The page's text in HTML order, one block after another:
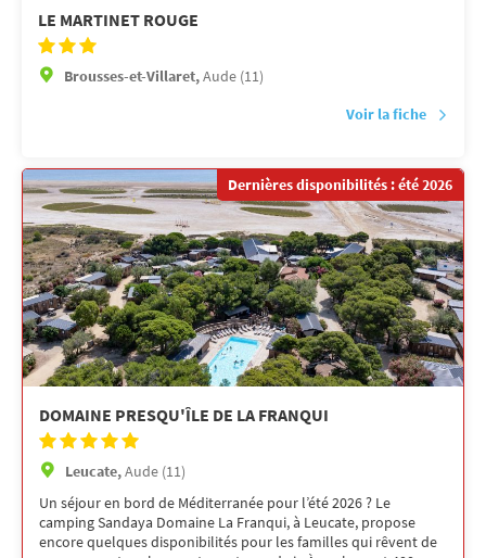
LE MARTINET ROUGE
Brousses-et-Villaret,Aude (11)
Voir la fiche
Dernières disponibilités : été 2026
DOMAINE PRESQU'ÎLE DE LA FRANQUI
Leucate,Aude (11)
Un séjour en bord de Méditerranée pour l’été 2026 ? Le
camping Sandaya Domaine La Franqui, à Leucate, propose
encore quelques disponibilités pour les familles qui rêvent de